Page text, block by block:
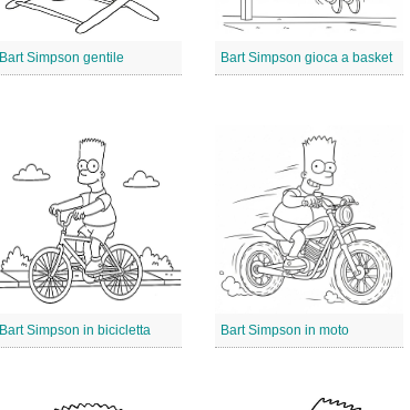
Bart Simpson gentile Bart Simpson gioca a basket
Bart Simpson in bicicletta Bart Simpson in moto